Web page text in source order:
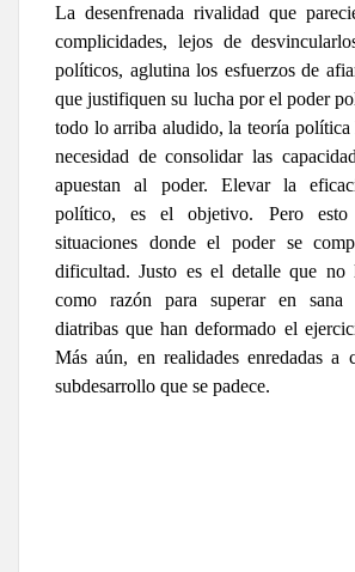
La desenfrenada rivalidad que
complicidades, lejos de
políticos, aglutina los esfuerzos de
que justifiquen su lucha por el poder
todo lo arriba aludido, la teoría política
necesidad de consolidar las
apuestan al poder. Elevar la
político, es el objetivo. Pero esto
situaciones donde el poder se
dificultad. Justo es el detalle que no
como razón para superar en sana
diatribas que han deformado el
Más aún, en realidades enredadas a
subdesarrollo que se padece.